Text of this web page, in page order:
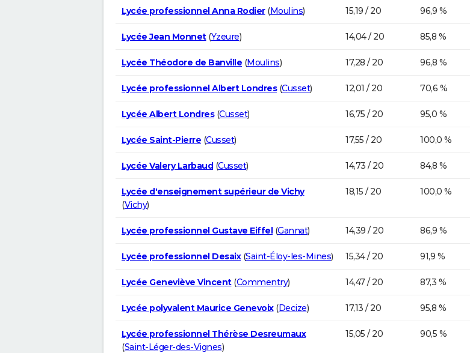
Lycée professionnel Anna Rodier(Moulins) 15,19 / 20 96,9 %
Lycée Jean Monnet(Yzeure) 14,04 / 20 85,8 %
Lycée Théodore de Banville (Moulins) 17,28 / 20 96,8 %
Lycée professionnel Albert Londres(Cusset) 12,01 / 20 70,6 %
Lycée Albert Londres(Cusset) 16,75 / 20 95,0 %
Lycée Saint-Pierre (Cusset) 17,55 / 20 100,0 %
Lycée Valery Larbaud(Cusset) 14,73 / 20 84,8 %
Lycée d'enseignement supérieur de Vichy
(Vichy)
18,15 / 20 100,0 %
Lycée professionnel Gustave Eiffel(Gannat) 14,39 / 20 86,9 %
Lycée professionnel Desaix(Saint-Éloy-les-Mines) 15,34 / 20 91,9 %
Lycée Geneviève Vincent(Commentry) 14,47 / 20 87,3 %
Lycée polyvalent Maurice Genevoix(Decize) 17,13 / 20 95,8 %
Lycée professionnel Thérèse Desreumaux
(Saint-Léger-des-Vignes)
15,05 / 20 90,5 %